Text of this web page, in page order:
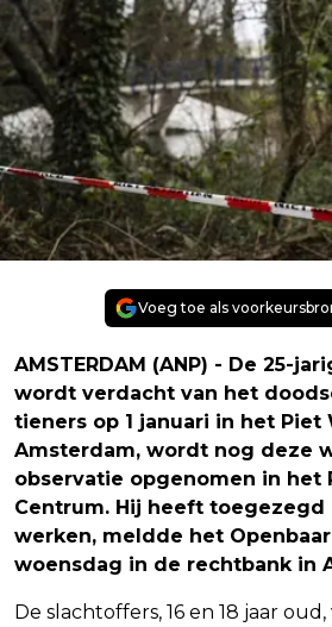
Voeg toe als
AMSTERDAM (ANP) - De 25-
wordt verdacht van het
tieners op 1 januari in het Piet
Amsterdam, wordt nog deze
observatie opgenomen in het
Centrum. Hij heeft toegezegd
werken, meldde het
woensdag in de rechtbank in
De slachtoffers, 16 en 18 jaar